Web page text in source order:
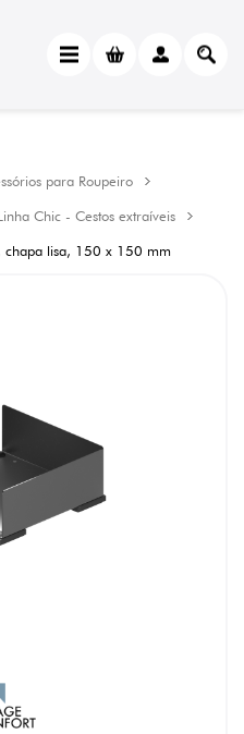
para Roupeiro
Chic - Cestos extraíveis
chapa lisa, 150 x 150 mm